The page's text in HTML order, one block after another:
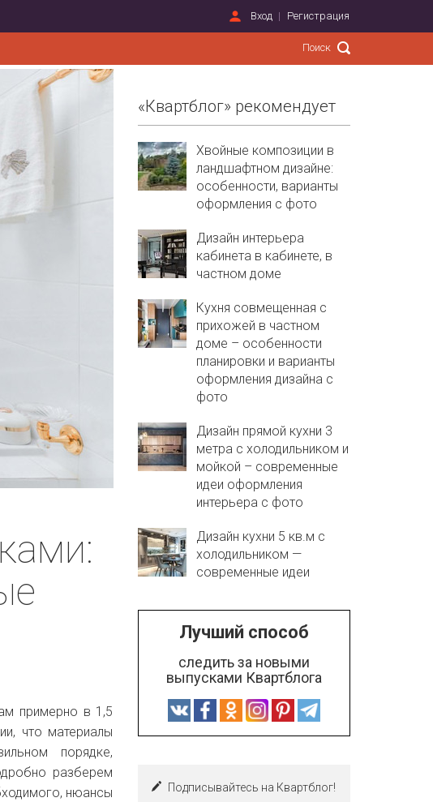
Вход Регистрация
примерно в 1,5
что материалы
порядке,
разберем
нюансы
«Квартблог» рекомендует
Хвойные композиции в
ландшафтном дизайне:
особенности, варианты
оформления с фото
Дизайн интерьера
кабинета в кабинете, в
частном доме
Кухня совмещенная с
прихожей в частном
доме – особенности
планировки и варианты
оформления дизайна с
фото
Дизайн прямой кухни 3
метра с холодильником и
мойкой – современные
идеи оформления
интерьера с фото
Дизайн кухни 5 кв.м с
холодильником —
современные идеи
Лучший способ
следить за новыми
выпусками Квартблога
Подписывайтесь на Квартблог!